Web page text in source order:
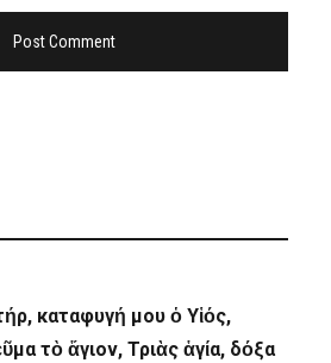
καταφυγή μου ὁ Υἱός,
τὸ ἅγιον, Τριὰς ἁγία, δόξα